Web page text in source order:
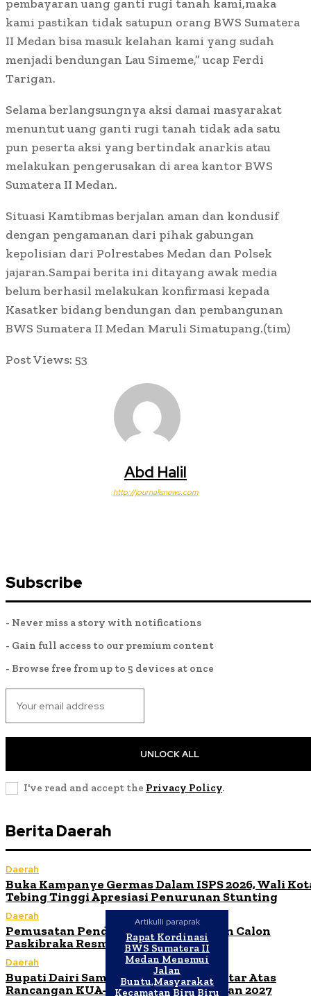
pembayaran uang ganti rugi tanah kami,maka
kami pastikan tidak satupun orang BWS Sumatera
II Medan bisa masuk kelahan kami yang sudah
menjadi bendungan Lau Simeme,” ucap Ferdi
Tarigan.
Selama berlangsungnya aksi damai masyarakat
menuntut uang ganti rugi tanah tidak ada satu
pun peserta aksi yang bertindak anarkis atau
melakukan pengerusakan di area kantor BWS
Sumatera II Medan.
Situasi Kamtibmas berjalan aman dan kondusif
dengan pengamanan dari pihak gabungan
kepolisian dari Polrestabes Medan dan Polsek
jajaran.Sampai berita ini ditayang awak media
belum berhasil melakukan konfirmasi kepada
Kasatker bidang bendungan dan pembangunan
BWS Sumatera II Medan Maruli Simatupang.(tim)
Post Views: 53
Abd Halil
http://journalisnews.com
Subscribe
- Never miss a story with notifications
- Gain full access to our premium content
- Browse free from up to 5 devices at once
UNLOCK ALL
I've read and accept the Privacy Policy.
Berita Daerah
Daerah
Buka Kampanye Germas Dalam ISPS 2026, Wali
Tebing Tinggi Apresiasi Penurunan Stunting
Daerah
Pemusatan Pendidikan dan Pelatihan Calon
Paskibraka Resmi Dibuka
Daerah
Bupati Dairi Sampaikan Nota Pengantar Atas
Rancangan KUA-PPAS Tahun Anggaran 2027
Artikulli paraprak
Rapat Kordinasi
BWS Sumatera II
Medan Menemui
Jalan
Buntu,Masyarakat
Kecamatan Biru Biru